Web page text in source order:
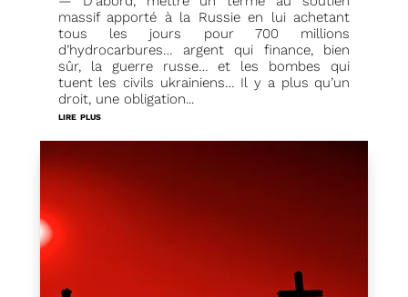
massif apporté à la Russie en lui achetant
tous les jours pour 700 millions
d’hydrocarbures… argent qui finance, bien
sûr, la guerre russe… et les bombes qui
tuent les civils ukrainiens… Il y a plus qu’un
droit, une obligation...
lire plus